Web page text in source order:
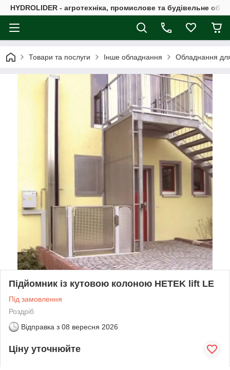
HYDROLIDER - агротехніка, промислове та будівельне
Товари та послуги Інше обладнання Обладнання
Підйомник із кутовою колоною HETEK lift LE
Під замовлення
Роздріб
Відправка з 08 вересня 2026
Ціну уточнюйте